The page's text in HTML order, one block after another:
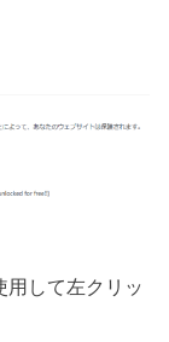
用して左クリッ